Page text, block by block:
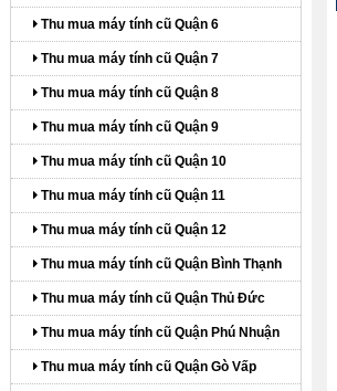
Thu mua máy tính cũ Quận 6
Thu mua máy tính cũ Quận 7
Thu mua máy tính cũ Quận 8
Thu mua máy tính cũ Quận 9
Thu mua máy tính cũ Quận 10
Thu mua máy tính cũ Quận 11
Thu mua máy tính cũ Quận 12
Thu mua máy tính cũ Quận Bình Thạnh
Thu mua máy tính cũ Quận Thủ Đức
Thu mua máy tính cũ Quận Phú Nhuận
Thu mua máy tính cũ Quận Gò Vấp